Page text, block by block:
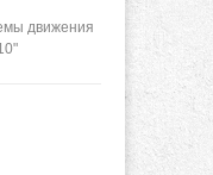
движения